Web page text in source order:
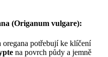
(Origanum vulgare):
oregana potřebují ke klíčení
na povrch půdy a jemně